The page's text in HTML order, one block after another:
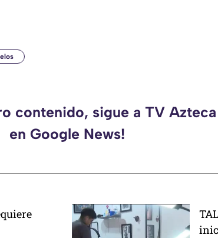
contenido, sigue a TV
en Google News!